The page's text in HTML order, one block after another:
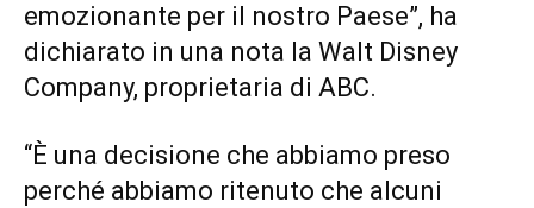
emozionante per il nostro Paese”, ha
dichiarato in una nota la Walt Disney
Company, proprietaria di ABC.
“È una decisione che abbiamo preso
perché abbiamo ritenuto che alcuni